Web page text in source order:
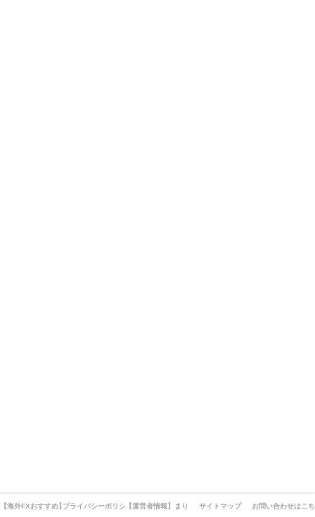
【海外FXおすすめ】厳選10業者業者を徹底比較してみました。
プライバシーポリシー・利用規約・免責事項
【運営者情報】まりえの自己紹介とFXとの出会いと現在ま
サイトマップ お問い合わせはこ